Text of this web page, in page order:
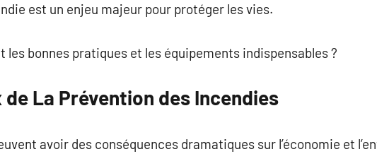
est un enjeu majeur pour protéger les vies.
les bonnes pratiques et les équipements indispensables ?
de La Prévention des Incendies
avoir des conséquences dramatiques sur l’économie et